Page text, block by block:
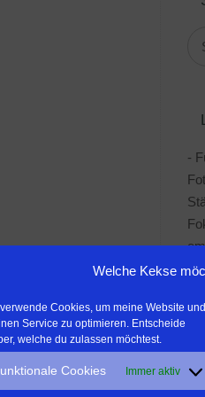
Welche Kekse
verwende Cookies, um meine Website und
Service zu optimieren. Entscheide
welche du zulassen möchtest.
Cookies Immer aktiv
-